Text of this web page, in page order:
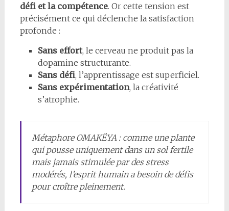
défi et la compétence. Or cette tension est
précisément ce qui déclenche la satisfaction
profonde :
Sans effort, le cerveau ne produit pas la
dopamine structurante.
Sans défi, l’apprentissage est superficiel.
Sans expérimentation, la créativité
s’atrophie.
Métaphore OMAKËYA : comme une plante
qui pousse uniquement dans un sol fertile
mais jamais stimulée par des stress
modérés, l’esprit humain a besoin de défis
pour croître pleinement.